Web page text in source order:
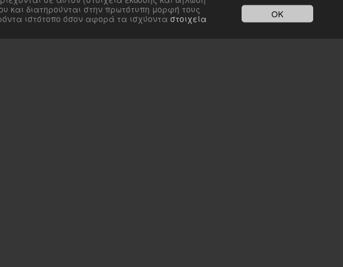
OK
και διατηρούνται στην πρωτότυπη μορφή τους
ιστότοπο όσον αφορά τα ισχύοντα στοιχεία